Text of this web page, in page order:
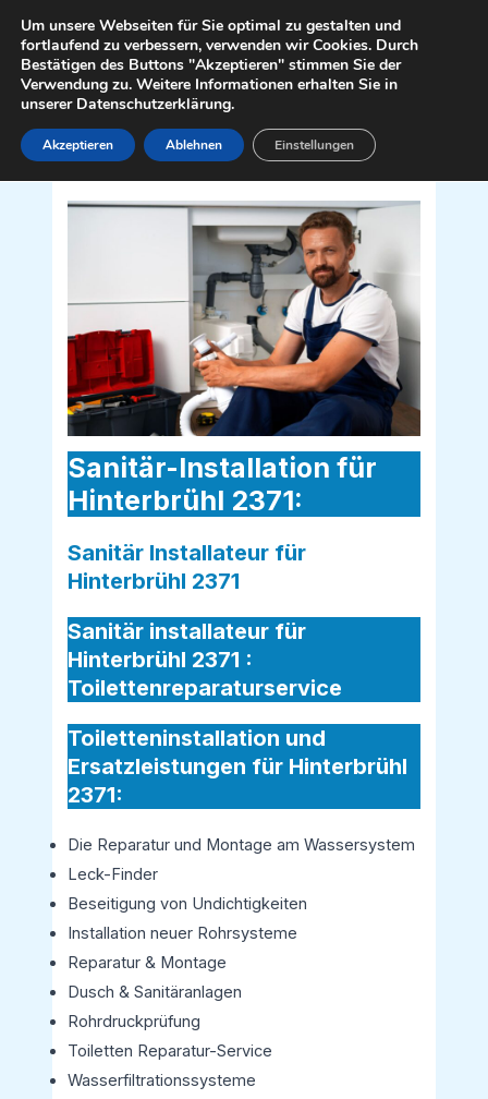
Inhalt
springen
Sanitär Installateur für Hinterbrühl
Sanitär-Installation für
Hinterbrühl 2371:
Sanitär Installateur für
Hinterbrühl 2371
Sanitär installateur für
Hinterbrühl 2371 :
Toilettenreparaturservice
Toiletteninstallation und
Ersatzleistungen für Hinterbrühl
2371:
Die Reparatur und Montage am Wassersystem
Leck-Finder
Beseitigung von Undichtigkeiten
Installation neuer Rohrsysteme
Reparatur & Montage
Dusch & Sanitäranlagen
Rohrdruckprüfung
Toiletten Reparatur-Service
Wasserfiltrationssysteme
Um unsere Webseiten für Sie optimal zu gestalten und
fortlaufend zu verbessern, verwenden wir Cookies. Durch
Bestätigen des Buttons "Akzeptieren" stimmen Sie der
Verwendung zu. Weitere Informationen erhalten Sie in
unserer Datenschutzerklärung.
Akzeptieren Ablehnen Einstellungen